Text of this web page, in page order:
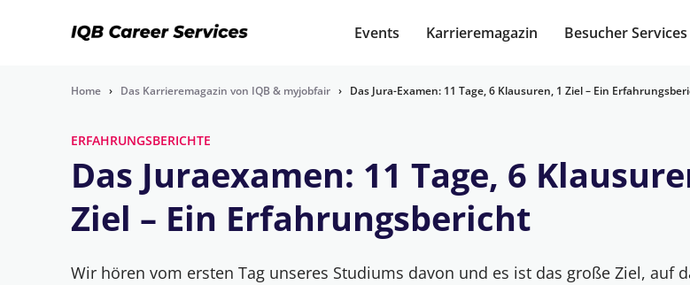
Events Karrieremagazin Besucher Services
Home › Das Karrieremagazin von IQB & myjobfair › Das Jura-Examen: 11 Tage, 6 Klausuren, 1 Ziel – Ein
ERFAHRUNGSBERICHTE
Das Juraexamen: 11 Tage, 6
Ziel – Ein Erfahrungsbericht
Wir hören vom ersten Tag unseres Studiums davon und es ist das große Ziel, auf